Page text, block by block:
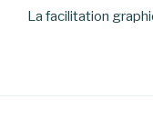
La facilitation